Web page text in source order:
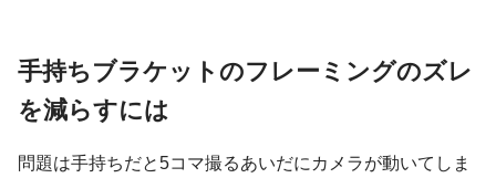
手持ちブラケットのフレーミングのズレ
を減らすには
問題は手持ちだと5コマ撮るあいだにカメラが動いてしま